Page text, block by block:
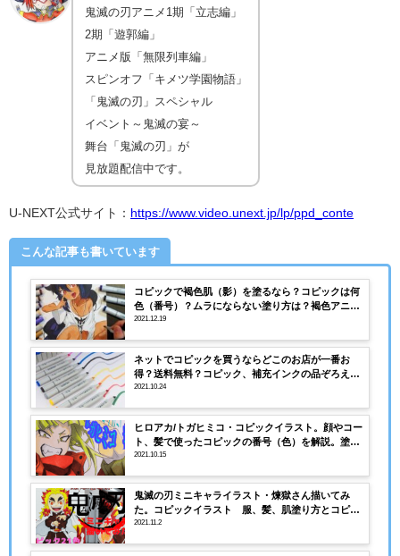
鬼滅の刃アニメ1期「立志編」
2期「遊郭編」
アニメ版「無限列車編」
スピンオフ「キメツ学園物語」
「鬼滅の刃」スペシャル
イベント～鬼滅の宴～
舞台「鬼滅の刃」が
見放題配信中です。
U-NEXT公式サイト： https://www.video.unext.jp/lp/ppd_conte
こんな記事も書いています
コピックで褐色肌（影）を塗るなら？コピックは何
色（番号）？ムラにならない塗り方は？褐色アニメ
キャラ・ジャヒー様を描いてみた。
2021.12.19
ネットでコピックを買うならどこのお店が一番お
得？送料無料？コピック、補充インクの品ぞろえ
は？
2021.10.24
ヒロアカ/トガヒミコ・コピックイラスト。顔やコー
ト、髪で使ったコピックの番号（色）を解説。塗り
絵用の線画あり。
2021.10.15
鬼滅の刃ミニキャライラスト・煉獄さん描いてみ
た。コピックイラスト 服、髪、肌塗り方とコピッ
クカラーリストの画像あり
2021.11.2